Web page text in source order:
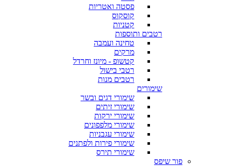
פסטה ואטריות
קוסקוס
קטניות
רטבים ותוספות
טחינה ועמבה
מרקים
קטשופ - מיונז וחרדל
רטבי בישול
רטבים מנות
שימורים
שימורי דגים ובשר
שימורי זיתים
שימורי ירקות
שימורי מלפפונים
שימורי עגבניות
שימורי פירות ולפתנים
שימורי תירס
פור שיפס